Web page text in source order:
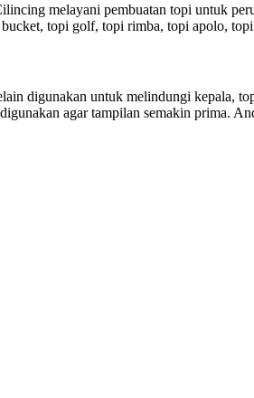
melayani pembuatan topi untuk
topi golf, topi rimba, topi apolo,
digunakan untuk melindungi kepala,
agar tampilan semakin prima.